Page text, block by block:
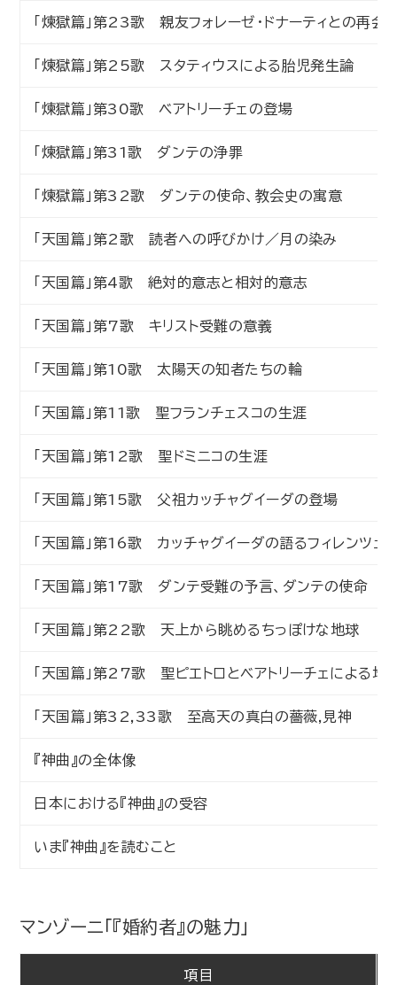
「煉獄篇」第23歌 親友フォレーゼ・ドナーティとの再会
「煉獄篇」第25歌 スタティウスによる胎児発生論
「煉獄篇」第30歌 ベアトリーチェの登場
「煉獄篇」第31歌 ダンテの浄罪
「煉獄篇」第32歌 ダンテの使命、教会史の寓意
「天国篇」第2歌 読者への呼びかけ／月の染み
「天国篇」第4歌 絶対的意志と相対的意志
「天国篇」第7歌 キリスト受難の意義
「天国篇」第10歌 太陽天の知者たちの輪
「天国篇」第11歌 聖フランチェスコの生涯
「天国篇」第12歌 聖ドミニコの生涯
「天国篇」第15歌 父祖カッチャグイーダの登場
「天国篇」第16歌 カッチャグイーダの語るフィレンツェ
「天国篇」第17歌 ダンテ受難の予言、ダンテの使命
「天国篇」第22歌 天上から眺めるちっぽけな地球
「天国篇」第27歌 聖ピエトロとベアトリーチェによる
「天国篇」第32,33歌 至高天の真白の薔薇,見神
『神曲』の全体像
日本における『神曲』の受容
いま『神曲』を読むこと
マンゾーニ「『婚約者』の魅力」
項目